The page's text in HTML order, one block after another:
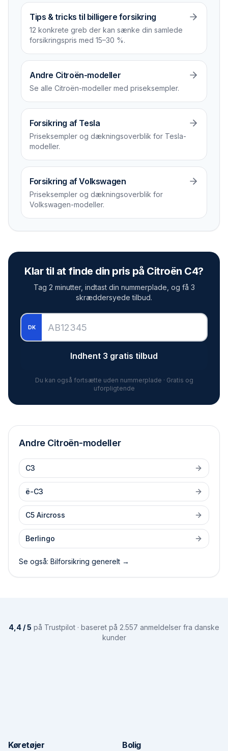
Tips & tricks til billigere forsikring
12 konkrete greb der kan sænke din samlede
forsikrings­pris med 15–30 %.
Andre Citroën-modeller
Se alle Citroën-modeller med priseksempler.
Forsikring af Tesla
Priseksempler og dækningsoverblik for Tesla-
modeller.
Forsikring af Volkswagen
Priseksempler og dækningsoverblik for
Volkswagen-modeller.
Klar til at finde din pris på Citroën C4?
Tag 2 minutter, indtast din nummerplade, og få 3
skræddersyede tilbud.
DK
Indhent 3 gratis tilbud
Du kan også fortsætte uden nummerplade · Gratis og
uforpligtende
Andre Citroën-modeller
C3
ë-C3
C5 Aircross
Berlingo
Se også: Bilforsikring generelt →
4,4 / 5 på Trustpilot · baseret på 2.557 anmeldelser fra danske
kunder
Køretøjer Bolig